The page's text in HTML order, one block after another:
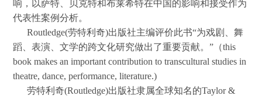
响，以萨特、贝克特和布莱希特在中国的影响和接受作为
代表性案例分析。
Routledge(劳特利奇)出版社主编评价此书“为戏剧、舞
蹈、表演、文学的跨文化研究做出了重要贡献。”（this
book makes an important contribution to transcultural studies in
theatre, dance, performance, literature.)
劳特利奇(Routledge)出版社隶属全球知名的Taylor &